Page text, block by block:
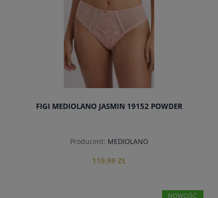
FIGI MEDIOLANO JASMIN 19152 POWDER
Producent: MEDIOLANO
119,99 ZŁ
NOWOŚĆ